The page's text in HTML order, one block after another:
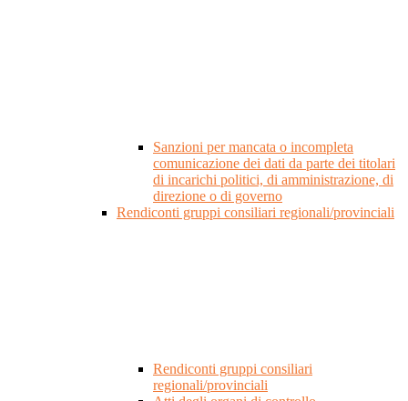
Sanzioni per mancata o incompleta
comunicazione dei dati da parte dei titolari
di incarichi politici, di amministrazione, di
direzione o di governo
Rendiconti gruppi consiliari regionali/provinciali
Rendiconti gruppi consiliari
regionali/provinciali